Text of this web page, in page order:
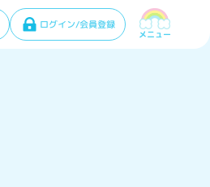
ログイン/会員登録
メニュー